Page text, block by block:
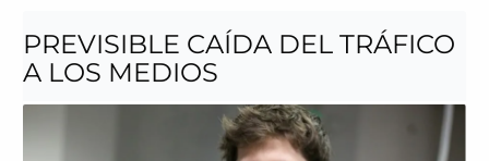
PREVISIBLE CAÍDA DEL TRÁFICO
A LOS MEDIOS